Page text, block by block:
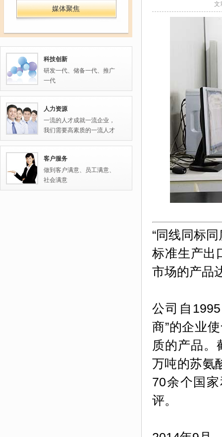
媒体聚焦
科技创新
研发一代、储备一代、推广
一代
人力资源
一流的人才成就一流企业，
我们需要高素质的一流人才
客户服务
做到客户满意、员工满意、
社会满意
文
“同线同标
标准生产出
市场的产品
公司 自
商”的企业
质的产品。
万吨的苏氨
70余个国
评。